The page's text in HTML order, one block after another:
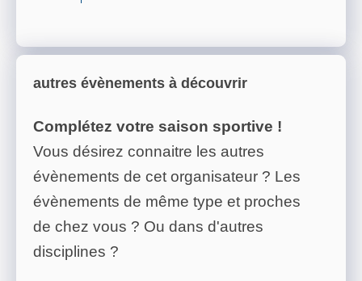
autres évènements à découvrir
Complétez votre saison sportive !
Vous désirez connaitre les autres
évènements de cet organisateur ? Les
évènements de même type et proches
de chez vous ? Ou dans d'autres
disciplines ?